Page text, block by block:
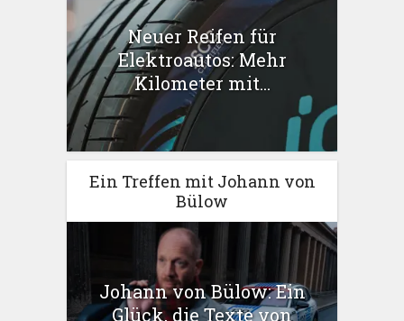
Neuer Reifen für
Elektroautos: Mehr
Kilometer mit...
Ein Treffen mit Johann von
Bülow
Johann von Bülow: Ein
Glück, die Texte von